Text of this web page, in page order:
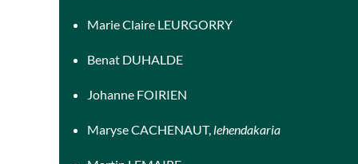
Marie Claire LEURGORRY
Benat DUHALDE
Johanne FOIRIEN
Maryse CACHENAUT,lehendakaria